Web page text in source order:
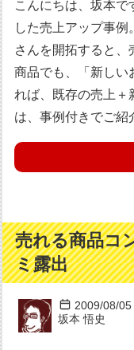
こんにちは、坂本で
した売上アップ事
さんを開拓すると、
商品でも、「新しい
れば、既存の売上＋
は、事例付きでご紹
売れる商品コ
ミ露出
2009/08/05
坂本 悟史